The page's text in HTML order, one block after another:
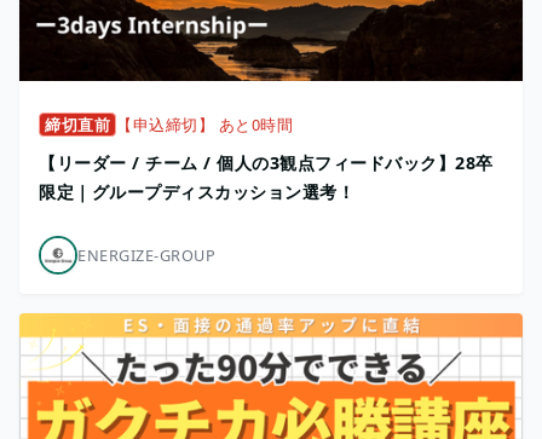
締切直前 【申込締切】 あと0時間
【リーダー / チーム / 個人の3観点フィードバック】28卒
限定｜グループディスカッション選考！
ENERGIZE-GROUP